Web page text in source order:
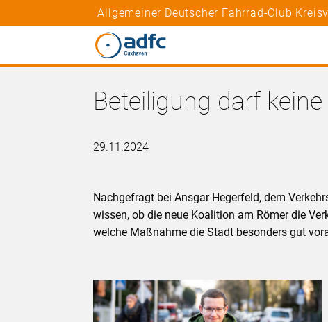
Allgemeiner Deutscher Fahrrad-Club
Beteiligung darf
29.11.2024
Nachgefragt bei Ansgar Hegerfeld, dem
wissen, ob die neue Koalition am Römer die
welche Maßnahme die Stadt besonders gut